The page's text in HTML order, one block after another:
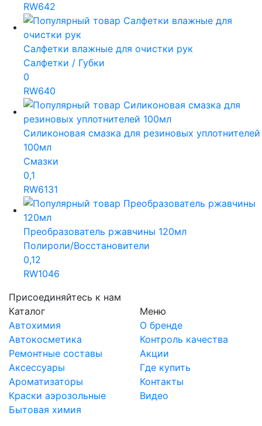
RW642
Салфетки влажные для очистки рук
Салфетки / Губки
0
RW640
Силиконовая смазка для резиновых уплотнителей
100мл
Смазки
0,1
RW6131
Преобразователь ржавчины 120мл
Полироли/Восстановители
0,12
RW1046
Каталог
Автохимия
Автокосметика
Ремонтные составы
Аксессуары
Ароматизаторы
Краски аэрозольные
Бытовая химия
Меню
О бренде
Контроль качества
Акции
Где купить
Контакты
Видео
Присоединяйтесь к нам